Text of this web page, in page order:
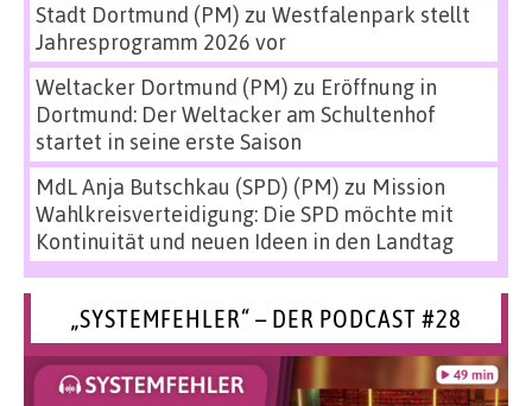
Stadt Dortmund (PM) zu Westfalenpark stellt
Jahresprogramm 2026 vor
Weltacker Dortmund (PM) zu Eröffnung in
Dortmund: Der Weltacker am Schultenhof
startet in seine erste Saison
MdL Anja Butschkau (SPD) (PM) zu Mission
Wahlkreisverteidigung: Die SPD möchte mit
Kontinuität und neuen Ideen in den Landtag
„SYSTEMFEHLER“ – DER PODCAST #28